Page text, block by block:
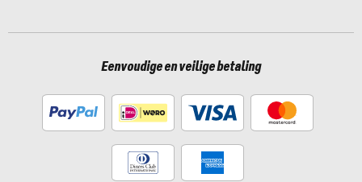
Eenvoudige en veilige betaling